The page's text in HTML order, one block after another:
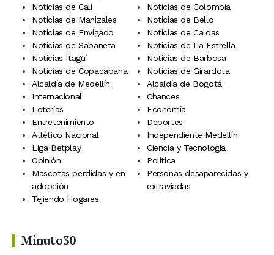
Noticias de Cali
Noticias de Colombia
Noticias de Manizales
Noticias de Bello
Noticias de Envigado
Noticias de Caldas
Noticias de Sabaneta
Noticias de La Estrella
Noticias Itagüí
Noticias de Barbosa
Noticias de Copacabana
Noticias de Girardota
Alcaldía de Medellín
Alcaldía de Bogotá
Internacional
Chances
Loterías
Economía
Entretenimiento
Deportes
Atlético Nacional
Independiente Medellín
Liga Betplay
Ciencia y Tecnología
Opinión
Política
Mascotas perdidas y en
adopción
Personas desaparecidas y
extraviadas
Tejiendo Hogares
Minuto30